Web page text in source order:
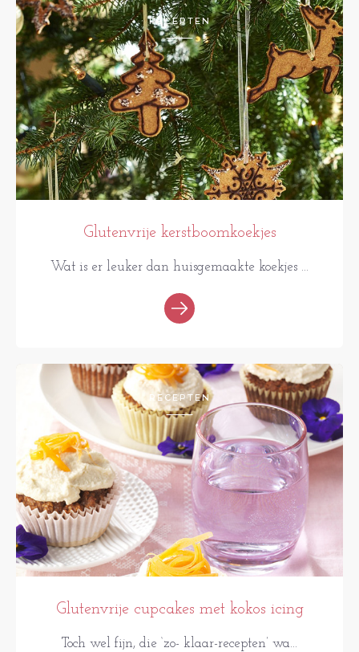
RECEPTEN
Glutenvrije kerstboomkoekjes
Wat is er leuker dan huisgemaakte koekjes ...
RECEPTEN
Glutenvrije cupcakes met kokos icing
Toch wel fijn, die ‘zo- klaar-recepten’ wa...